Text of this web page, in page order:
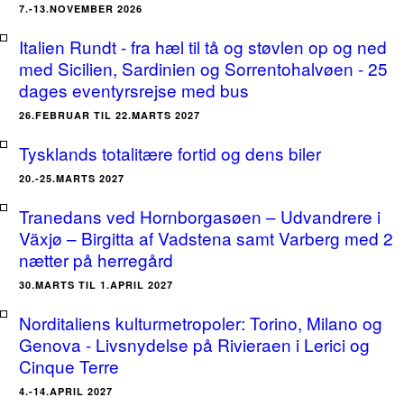
7.-13.NOVEMBER 2026
Italien Rundt - fra hæl til tå og støvlen op og ned
med Sicilien, Sardinien og Sorrentohalvøen - 25
dages eventyrsrejse med bus
26.FEBRUAR TIL 22.MARTS 2027
Tysklands totalitære fortid og dens biler
20.-25.MARTS 2027
Tranedans ved Hornborgasøen – Udvandrere i
Växjø – Birgitta af Vadstena samt Varberg med 2
nætter på herregård
30.MARTS TIL 1.APRIL 2027
Norditaliens kulturmetropoler: Torino, Milano og
Genova - Livsnydelse på Rivieraen i Lerici og
Cinque Terre
4.-14.APRIL 2027